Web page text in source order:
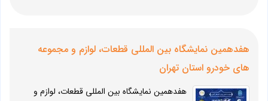
هفدهمین نمایشگاه بین المللی قطعات، لوازم و مجموعه
های خودرو استان تهران
هفدهمین نمایشگاه بین المللی قطعات، لوازم و